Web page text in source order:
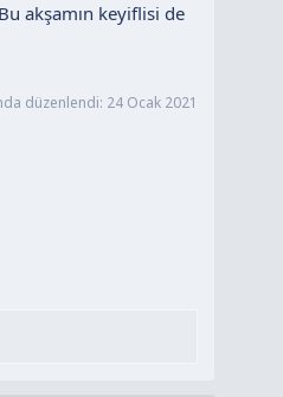
akşamın keyiflisi de
düzenlendi: 24 Ocak 2021